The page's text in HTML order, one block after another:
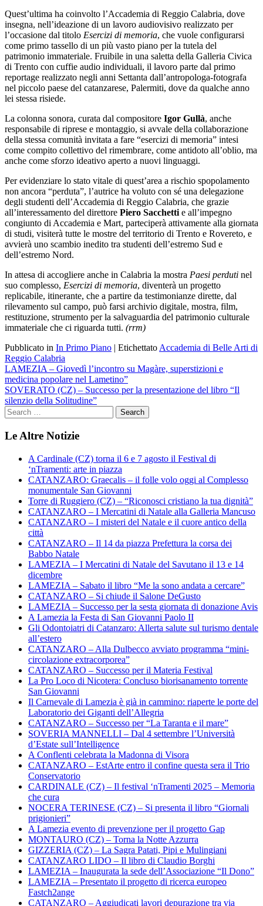
Quest’ultima ha coinvolto l’Accademia di Reggio Calabria, dove
insegna, nell’ideazione di un lavoro audiovisivo realizzato per
l’occasione dal titolo Esercizi di memoria, che vuole configurarsi
come primo tassello di un più vasto piano per la tutela del
patrimonio immateriale. Fruibile in una saletta della Galleria Civica
di Trento con cuffie audio individuali, il lavoro parte dal primo
reportage realizzato negli anni Settanta dall’antropologa-fotografa
nel piccolo paese del catanzarese, Palermiti, dove da qualche anno
lei stessa risiede.
La colonna sonora, curata dal compositore Igor Gullà, anche
responsabile di riprese e montaggio, si avvale della collaborazione
della stessa comunità invitata a fare “esercizi di memoria” intesi
come compito collettivo del rimembrare, come antidoto all’oblio, ma
anche come sforzo ideativo aperto a nuovi linguaggi.
Per evidenziare lo stato vitale di quest’area a rischio spopolamento
non ancora “perduta”, l’autrice ha voluto con sé una delegazione
degli studenti dell’Accademia di Reggio Calabria, che grazie
all’interessamento del direttore Piero Sacchettie all’impegno
congiunto di Accademia e Mart, parteciperà attivamente alla giornata
di studi, visiterà tutte le mostre del territorio di Trento e Rovereto, e
avvierà uno scambio inedito tra studenti dell’estremo Sud e
dell’estremo Nord.
In attesa di accogliere anche in Calabria la mostra Paesi perduti nel
suo complesso, Esercizi di memoria, diventerà un progetto
replicabile, itinerante, che a partire da testimonianze dirette, dal
rilevamento sul campo, può farsi archivio digitale, mostra, film,
restituzione, strumento per la salvaguardia del patrimonio culturale
immateriale che ci riguarda tutti. (rrm)
Pubblicato in In Primo Piano | EtichettatoAccademia di Belle Arti di
Reggio Calabria
Navigazione
articoli
LAMEZIA – Giovedì l’incontro su Magàre, superstizioni e
medicina popolare nel Lametino”
SOVERATO (CZ) – Successo per la presentazione del libro “Il
silenzio della Solitudine”
Le Altre Notizie
A Cardinale (CZ) torna il 6 e 7 agosto il Festival di
‘nTramenti: arte in piazza
CATANZARO: Graecalis – il folle volo oggi al Complesso
monumentale San Giovanni
Torre di Ruggiero (CZ) – “Riconosci cristiano la tua dignità”
CATANZARO – I Mercatini di Natale alla Galleria Mancuso
CATANZARO – I misteri del Natale e il cuore antico della
città
CATANZARO – Il 14 da piazza Prefettura la corsa dei
Babbo Natale
LAMEZIA – I Mercatini di Natale del Savutano il 13 e 14
dicembre
LAMEZIA – Sabato il libro “Me la sono andata a cercare”
CATANZARO – Si chiude il Salone DeGusto
LAMEZIA – Successo per la sesta giornata di donazione Avis
A Lamezia la Festa di San Giovanni Paolo II
Gli Odontoiatri di Catanzaro: Allerta salute sul turismo dentale
all’estero
CATANZARO – Alla Dulbecco avviato programma “mini-
circolazione extracorporea”
CATANZARO – Successo per il Materia Festival
La Pro Loco di Nicotera: Concluso biorisanamento torrente
San Giovanni
Il Carnevale di Lamezia è già in cammino: riaperte le porte del
Laboratorio dei Giganti dell’Allegria
CATANZARO – Successo per “La Taranta e il mare”
SOVERIA MANNELLI – Dal 4 settembre l’Università
d’Estate sull’Intelligence
A Conflenti celebrata la Madonna di Visora
CATANZARO – EstArte entro il confine questa sera il Trio
Conservatorio
CARDINALE (CZ) – Il festival ‘nTramenti 2025 – Memoria
che cura
NOCERA TERINESE (CZ) – Si presenta il libro “Giornali
prigionieri”
A Lamezia evento di prevenzione per il progetto Gap
MONTAURO (CZ) – Torna la Notte Azzurra
GIZZERIA (CZ) – La Sagra Patati, Pipi e Mulingiani
CATANZARO LIDO – Il libro di Claudio Borghi
LAMEZIA – Inaugurata la sede dell’Associazione “Il Dono”
LAMEZIA – Presentato il progetto di ricerca europeo
Fastch2ange
CATANZARO – Aggiudicati lavori depurazione tra via